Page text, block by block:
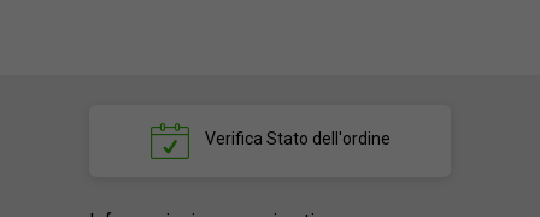
Verifica Stato dell'ordine